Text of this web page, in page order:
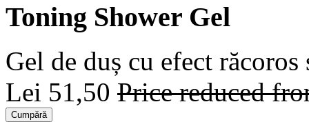
Toning Shower Gel
Gel de duș cu efect
Lei 51,50 Price reduced
Cumpără